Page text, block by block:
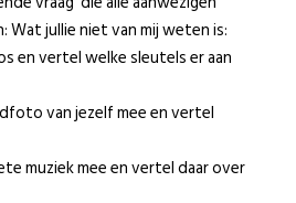
jullie niet van mij weten is:
en vertel welke sleutels er aan
van jezelf mee en vertel
muziek mee en vertel daar over